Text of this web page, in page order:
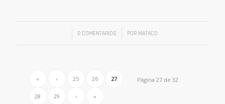
0 COMENTARIOS
/ POR MATACO
Página 27 de 32
« ‹ 25 26 27
28 29 › »